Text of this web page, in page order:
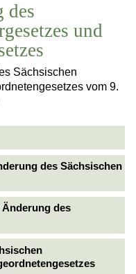
des
und
Sächsischen
vom 9.
des Sächsischen
des